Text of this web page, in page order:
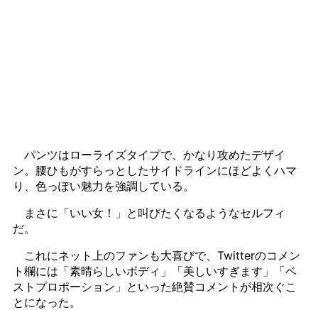
パンツはローライズタイプで、かなり攻めたデザイ
ン。腰ひもがすらっとしたサイドラインにほどよくハマ
り、色っぽい魅力を強調している。
まさに「いい女！」と叫びたくなるようなセルフィ
だ。
これにネット上のファンも大喜びで、Twitterのコメン
ト欄には「素晴らしいボディ」「美しいすぎます」「ベ
ストプロポーション」といった絶賛コメントが相次ぐこ
とになった。